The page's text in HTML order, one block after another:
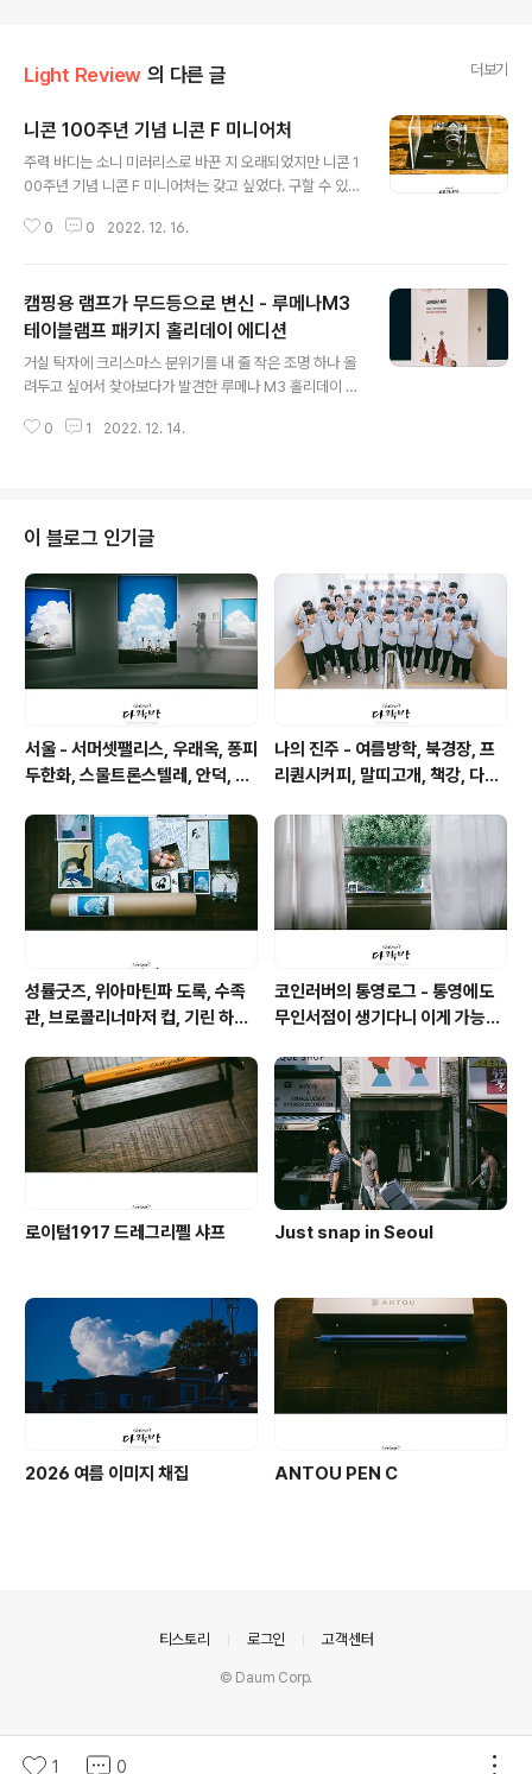
Light Review 의 다른 글 더보기
니콘 100주년 기념 니콘 F 미니어처
주력 바디는 소니 미러리스로 바꾼 지 오래되었지만 니콘 1
00주년 기념 니콘 F 미니어처는 갖고 싶었다. 구할 수 있었
까지 붙어 거래되고 있기에 포기 상태였는데 얼마 전 망경
첫 SLR모델로 이후 열릴 SLR 시대의 신호탄을 날린 바디
다. 미러리스의 시대로 접어든지도 오랜 시간이 지난 지금
SLR바디의 영광은 끝이 나버렸지만 한 시절을 풍미했던
카메라 메커니즘의 역사를 이렇게나마 기억할 수 있다는
것이 다행이다 싶다. 나름 한정판이라고 넘버링까지 되어
있다. 렌즈가 분리되고 내부의 미러까지 충실히 재현되어
0 0 2022. 12. 16.
캠핑용 램프가 무드등으로 변신 - 루메나M3
테이블램프 패키지 홀리데이 에디션
거실 탁자에 크리스마스 분위기를 내 줄 작은 조명 하나 올
려두고 싶어서 찾아보다가 발견한 루메나 M3 홀리데이 에
한 용도와 모양으로 활용이 가능하다. 홀리데이 에디션은
데 제품 사진으로 보던 것만큼 예쁘지는 않아서 조금 실망
했다. 결국 나무쉐이드만 쓰기로(결국 케이스의 휴대성 등
을 생각하면 일반 테이블 램프 패키지가 더 나을듯). 새제품
을 샀음에도 등 안에 먼지가 꽤 많이 들어가 있고(이건 불량
기준이 안된다고 한다.) 거치용으로 만들어놨을 때는 실수
로 집중광을 켜놓고 꺼져있다고..
0 1 2022. 12. 14.
이 블로그 인기글
서울 - 서머셋팰리스, 우래옥, 퐁피
두한화, 스물트론스텔레, 안덕, 위
나의 진주 - 여름방학, 북경장, 프
리퀀시커피, 말띠고개, 책강, 다원,
성률굿즈, 위아마틴파 도록, 수족
관, 브로콜리너마저 컵, 기린 하레
전병, 고래 사케, 기네스 나이트로
서지
코인러버의 통영로그 - 통영에도
무인서점이 생기다니 이게 가능할
로이텀1917 드레그리펠 샤프 Just snap in Seoul
2026 여름 이미지 채집 ANTOU PEN C
1 0
티스토리 로그인 고객센터
© Daum Corp.